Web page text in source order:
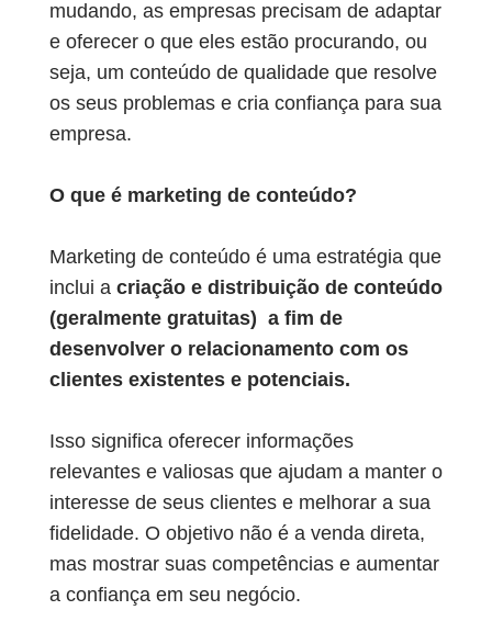
mudando, as empresas precisam de adaptar
e oferecer o que eles estão procurando, ou
seja, um conteúdo de qualidade que resolve
os seus problemas e cria confiança para sua
empresa.
O que é marketing de conteúdo?
Marketing de conteúdo é uma estratégia que
inclui a criação e distribuição de conteúdo
(geralmente gratuitas) a fim de
desenvolver o relacionamento com os
clientes existentes e potenciais.
Isso significa oferecer informações
relevantes e valiosas que ajudam a manter o
interesse de seus clientes e melhorar a sua
fidelidade. O objetivo não é a venda direta,
mas mostrar suas competências e aumentar
a confiança em seu negócio.